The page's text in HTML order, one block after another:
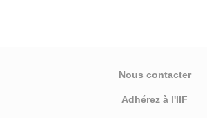
Nous contacter
Adhérez à l'IIF